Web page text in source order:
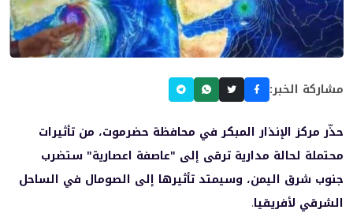
مشاركة الخبر:
حذّر مركز الإنذار المبكر في محافظة حضرموت، من تأثيرات
محتملة لحالة مدارية ترقى إلى "عاصفة اعصارية" ستضرب
جنوب شرق اليمن، وسيمتد تأثيرها إلى الصومال في الساحل
الشرقي لأفريقيا.